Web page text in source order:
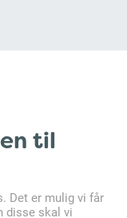
til
Det er mulig vi får
disse skal vi